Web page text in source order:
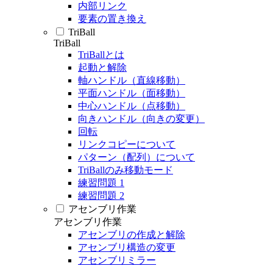
内部リンク
要素の置き換え
TriBall
TriBall
TriBallとは
起動と解除
軸ハンドル（直線移動）
平面ハンドル（面移動）
中心ハンドル（点移動）
向きハンドル（向きの変更）
回転
リンクコピーについて
パターン（配列）について
TriBallのみ移動モード
練習問題 1
練習問題 2
アセンブリ作業
アセンブリ作業
アセンブリの作成と解除
アセンブリ構造の変更
アセンブリミラー